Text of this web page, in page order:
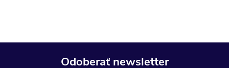
Odoberať newsletter